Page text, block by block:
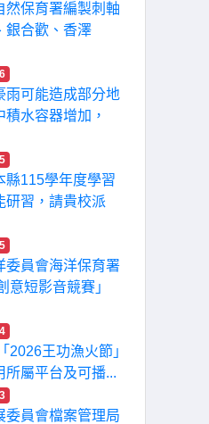
然保育署編製刺軸
銀合歡、香澤
雨可能造成部分地
水容器增加，
縣115學年度學習
研習，請貴校派
委員會海洋保育署
意短影音競賽」
2026王功漁火節」
所屬平台及可播...
委員會檔案管理局